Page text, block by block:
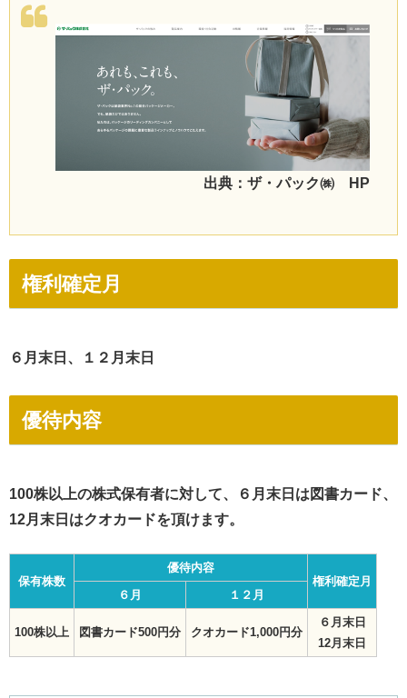
出典：ザ・パック㈱ HP
権利確定月
６月末日、１２月末日
優待内容
100株以上の株式保有者に対して、６月末日は図書カード、
12月末日はクオカードを頂けます。
保有株数
優待内容
権利確定月
６月
１２月
100株以上 図書カード500円分 クオカード1,000円分
６月末日
12月末日